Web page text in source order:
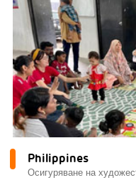
Philippines
Осигуряване на